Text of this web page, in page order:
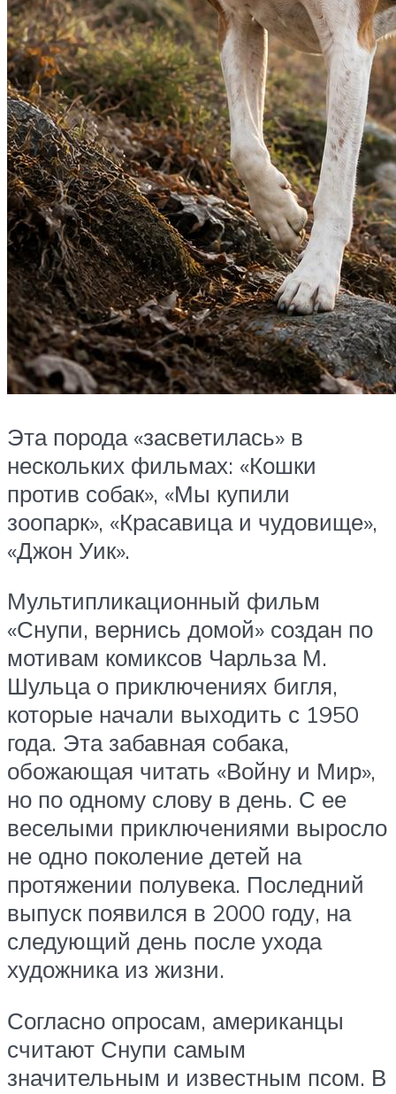
Эта порода «засветилась» в
нескольких фильмах: «Кошки
против собак», «Мы купили
зоопарк», «Красавица и чудовище»,
«Джон Уик».
Мультипликационный фильм
«Снупи, вернись домой» создан по
мотивам комиксов Чарльза М.
Шульца о приключениях бигля,
которые начали выходить с 1950
года. Эта забавная собака,
обожающая читать «Войну и Мир»,
но по одному слову в день. С ее
веселыми приключениями выросло
не одно поколение детей на
протяжении полувека. Последний
выпуск появился в 2000 году, на
следующий день после ухода
художника из жизни.
Согласно опросам, американцы
считают Снупи самым
значительным и известным псом. В